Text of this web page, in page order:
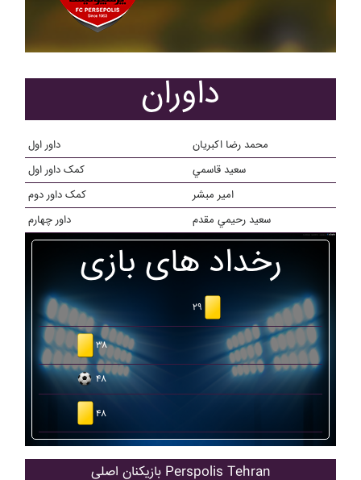
داوران
داور اول
محمد رضا اکبريان
کمک داور اول
سعيد قاسمي
کمک داور دوم
امير مبشر
داور چهارم
سعيد رحيمي مقدم
رخداد های بازی
۲۹
۳۸
۴۸
۴۸
بازیکنان اصلی Perspolis Tehran